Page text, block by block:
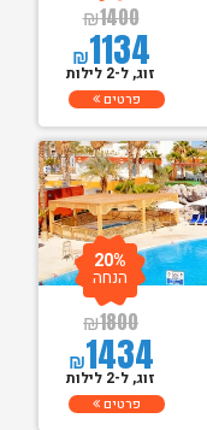
₪1400
₪1134
זוג, ל-2 לילות
פרטים
₪1800
₪1434
20%
הנחה
זוג, ל-2 לילות
פרטים